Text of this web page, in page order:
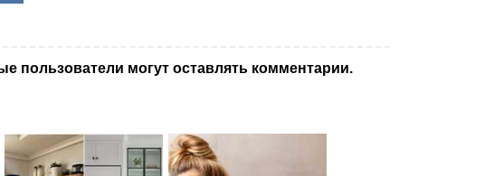
пользователи могут оставлять комментарии.